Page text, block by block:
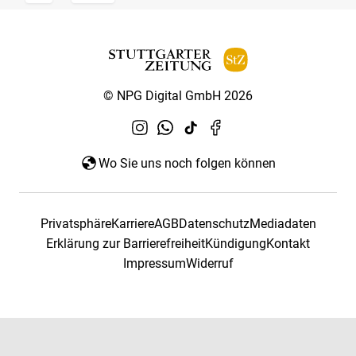
© NPG Digital GmbH 2026
Wo Sie uns noch folgen können
PrivatsphäreKarriereAGBDatenschutzMediadaten
Erklärung zur BarrierefreiheitKündigungKontakt
ImpressumWiderruf